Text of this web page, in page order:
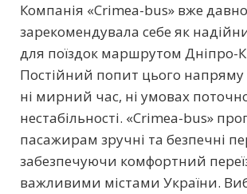
Компанія «Crimea-bus» вже давно
зарекомендувала себе як
для поїздок маршрутом Дніпро-
Постійний попит цього
ні мирний час, ні умовах
нестабільності. «Crimea-bus»
пасажирам зручні та безпечні
забезпечуючи комфортний
важливими містами України.